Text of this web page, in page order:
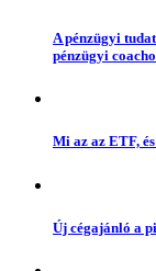
A pénzügyi
pénzügyi
Mi az az ETF,
Új cégajánló a